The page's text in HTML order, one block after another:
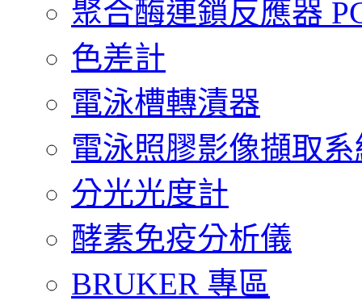
聚合酶連鎖反應器
色差計
電泳槽轉漬器
電泳照膠影像擷取系
分光光度計
酵素免疫分析儀
BRUKER 專區